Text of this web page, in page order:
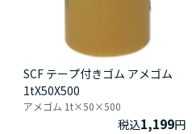
SCF テープ付きゴム アメゴム
1tX50X500
アメゴム 1t×50×500
税込1,199円